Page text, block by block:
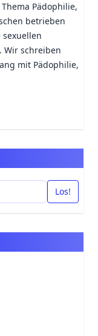
Pädophilie,
betrieben
Wir schreiben
mit Pädophilie,
Los!